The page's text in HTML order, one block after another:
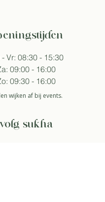
- Vr: 08:30 - 15:30
09:00 - 16:00
09:30 - 16:00
wijken af bij events.
volg sukha